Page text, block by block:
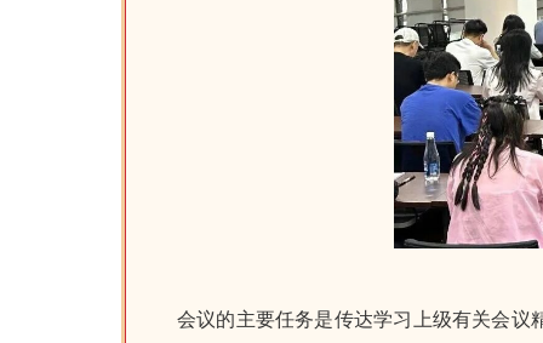
会议的主要任务是传达学习上级有关会议